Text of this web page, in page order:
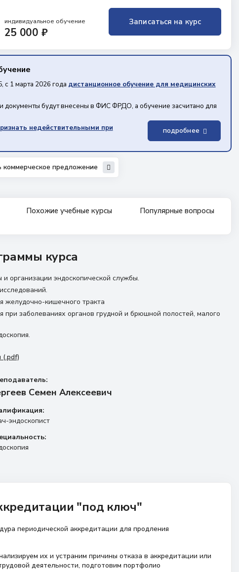
индивидуальное обучение
25 000 ₽
Записаться на курс
1 марта 2026 года дистанционное обучение для медицинских
документы будут внесены в ФИС ФРДО, а обучение засчитано для
недействительными при
подробнее
коммерческое предложение
Похожие учебные курсы Популярные вопросы
курса
организации эндоскопической службы.
желудочно-кишечного тракта
при заболеваниях органов грудной и брюшной полостей, малого
(.pdf)
Семен Алексеевич
эндоскопист
"под ключ"
периодической аккредитации для продления
их и устраним причины отказа в аккредитации или
деятельности, подготовим портфолио